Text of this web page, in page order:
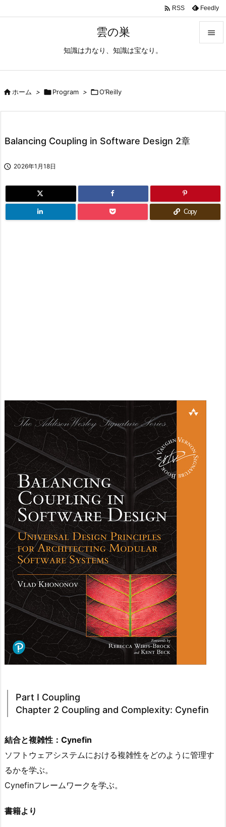
雲の巣
知識は力なり、知識は宝なり。

 RSS Feedly
ホーム > Program > O’Reilly
Balancing Coupling in Software Design 2章
 2026年1月18日
Copy
Part I Coupling
Chapter 2 Coupling and Complexity: Cynefin
結合と複雑性：Cynefin
ソフトウェアシステムにおける複雑性をどのように管理す
るかを学ぶ。
Cynefinフレームワークを学ぶ。
書籍より